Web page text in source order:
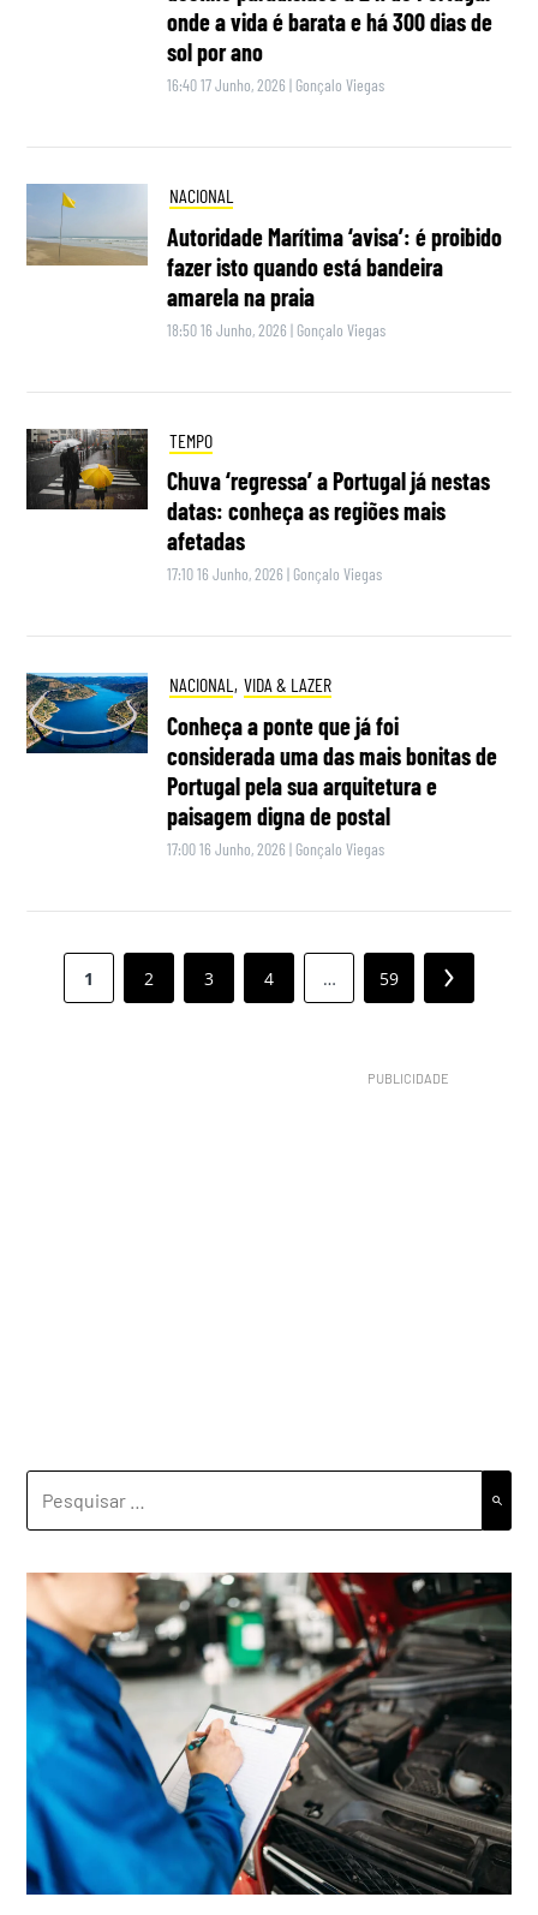
onde a vida é barata e há 300 dias de
sol por ano
16:40 17 Junho, 2026 | Gonçalo Viegas
NACIONAL
Autoridade Marítima ‘avisa’: é proibido
fazer isto quando está bandeira
amarela na praia
18:50 16 Junho, 2026 | Gonçalo Viegas
TEMPO
Chuva ‘regressa’ a Portugal já nestas
datas: conheça as regiões mais
afetadas
17:10 16 Junho, 2026 | Gonçalo Viegas
NACIONAL , VIDA & LAZER
Conheça a ponte que já foi
considerada uma das mais bonitas de
Portugal pela sua arquitetura e
paisagem digna de postal
17:00 16 Junho, 2026 | Gonçalo Viegas
Paginação
1 2 3 4 … 59
POR: